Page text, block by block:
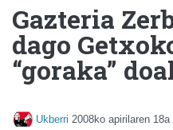
Gazteria
dago
“goraka”
Ukberri 2008ko apirilaren 18a